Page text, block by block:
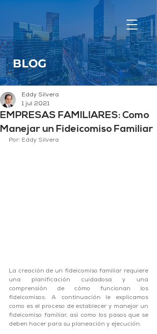
BLOG
EMPRESAS FAMILIARES: Como
Manejar un Fideicomiso Familiar
Eddy Silvera
1 jul 2021
Por: Eddy Silvera
La creación de un fideicomiso familiar requiere
una planificación cuidadosa y una
comprensión de cómo funcionan los
fideicomisos. A continuación le explicamos
como es el proceso de establecer y manejar un
fideicomiso familiar, así como los pasos que se
deben hacer para su planeación y ejecución.